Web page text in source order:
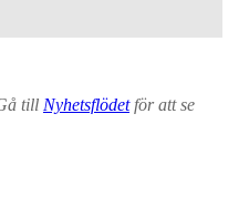
till Nyhetsflödetför att se